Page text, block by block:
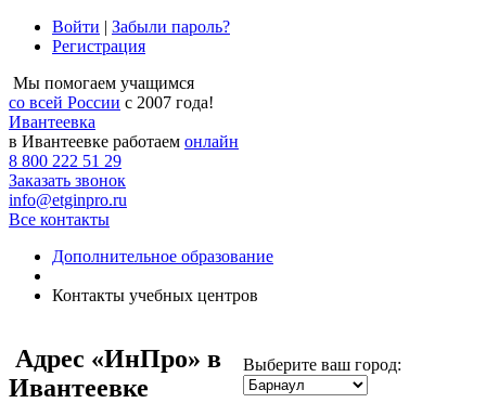
Войти | Забыли пароль?
Регистрация
Мы помогаем учащимся
со всей России с 2007 года!
Ивантеевка
в Ивантеевке работаем онлайн
8 800 222 51 29
Заказать звонок
info@etginpro.ru
Все контакты
Дополнительное образование
Контакты учебных центров
Адрес «ИнПро» в
Ивантеевке
Выберите ваш город: